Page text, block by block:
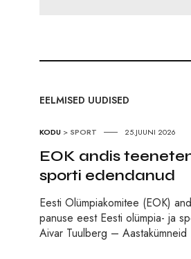
EELMISED UUDISED
KODU > SPORT 25.JUUNI 2026
EOK andis
sporti edendanud
Eesti Olümpiakomitee (EOK)
panuse eest Eesti olümpia- ja
Aivar Tuulberg – Aastakümneid